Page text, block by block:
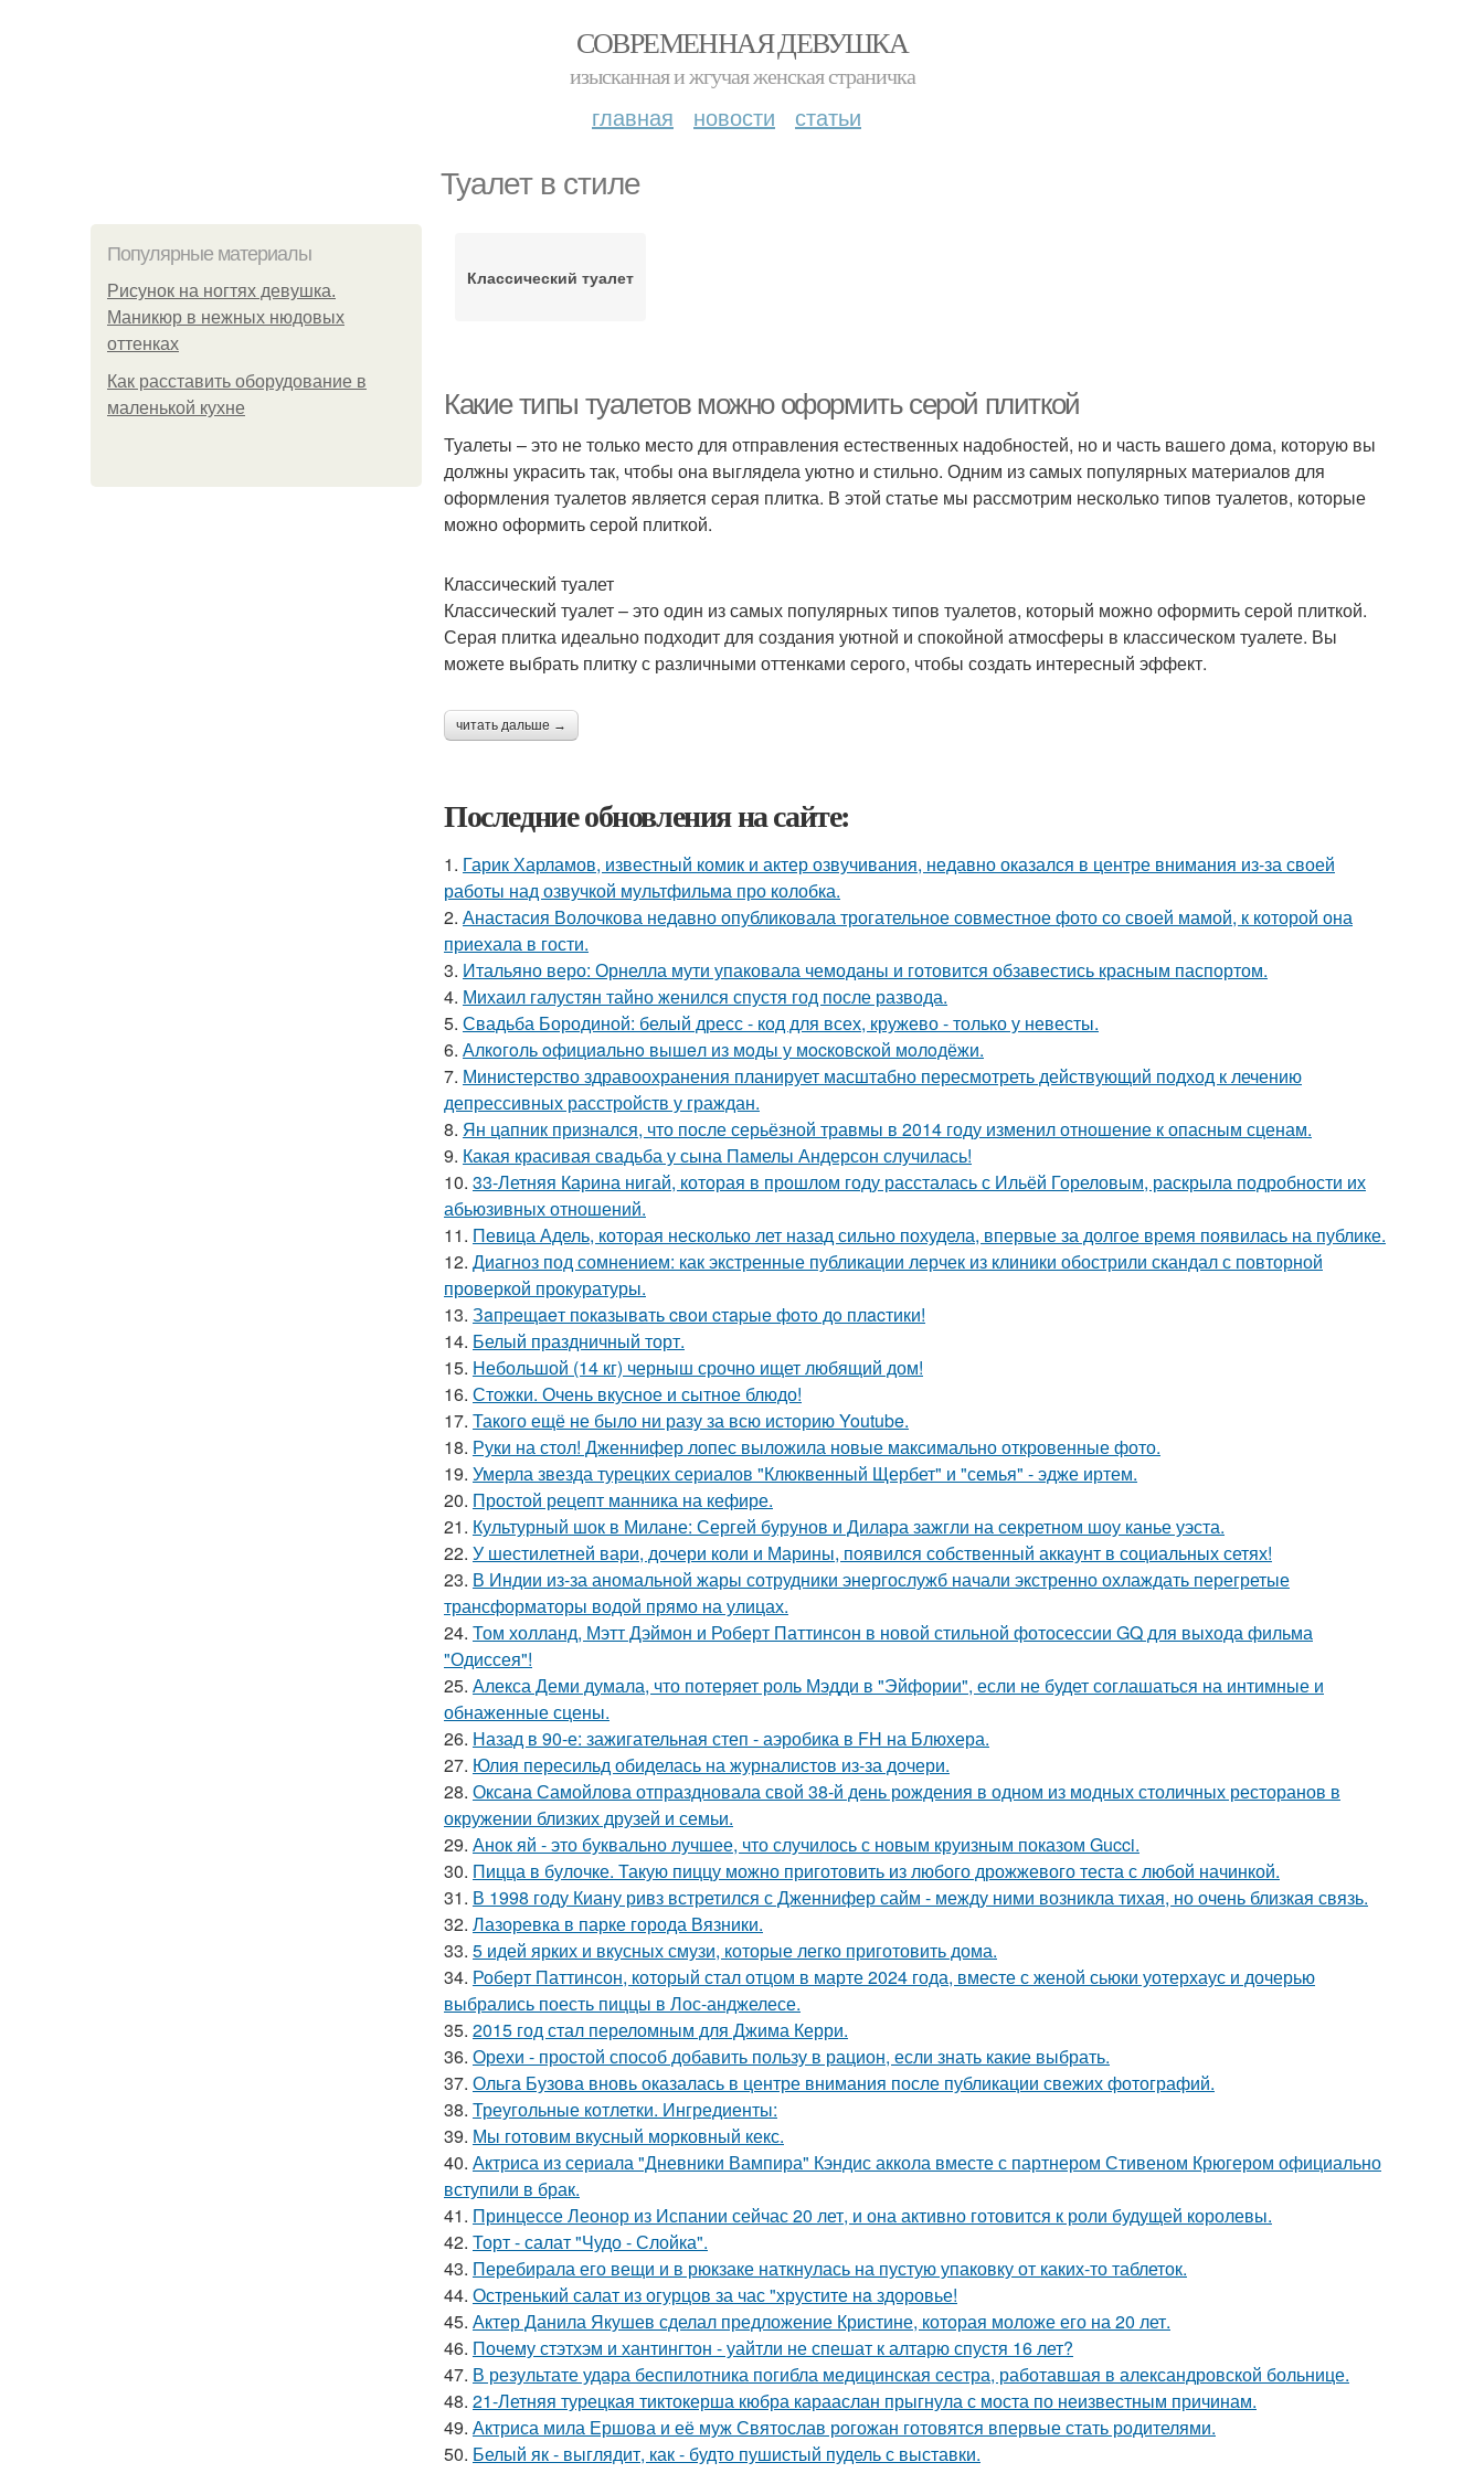
СОВРЕМЕННАЯ ДЕВУШКА
изысканная и жгучая женская страничка
главная новости статьи
Туалет в стиле
Популярные материалы
Рисунок на ногтях девушка.
Маникюр в нежных нюдовых
оттенках
Как расставить оборудование в
маленькой кухне
Классический туалет
Какие типы туалетов можно оформить серой плиткой
Туалеты – это не только место для отправления естественных надобностей, но и часть вашего дома, которую вы
должны украсить так, чтобы она выглядела уютно и стильно. Одним из самых популярных материалов для
оформления туалетов является серая плитка. В этой статье мы рассмотрим несколько типов туалетов, которые
можно оформить серой плиткой.
Классический туалет
Классический туалет – это один из самых популярных типов туалетов, который можно оформить серой плиткой.
Серая плитка идеально подходит для создания уютной и спокойной атмосферы в классическом туалете. Вы
можете выбрать плитку с различными оттенками серого, чтобы создать интересный эффект.
читать дальше →
Последние обновления на сайте:
1. Гарик Харламов, известный комик и актер озвучивания, недавно оказался в центре внимания из-за своей
работы над озвучкой мультфильма про колобка.
2. Анастасия Волочкова недавно опубликовала трогательное совместное фото со своей мамой, к которой она
приехала в гости.
3. Итальяно веро: Орнелла мути упаковала чемоданы и готовится обзавестись красным паспортом.
4. Михаил галустян тайно женился спустя год после развода.
5. Свадьба Бородиной: белый дресс - код для всех, кружево - только у невесты.
6. Алкoгoль oфициaльнo вышeл из мoды у мocкoвcкoй мoлoдёжи.
7. Министерство здравоохранения планирует масштабно пересмотреть действующий подход к лечению
депрессивных расстройств у граждан.
8. Ян цапник признался, что после серьёзной травмы в 2014 году изменил отношение к опасным сценам.
9. Какая красивая свадьба у сына Памелы Андерсон случилась!
10. 33-Летняя Карина нигай, которая в прошлом году рассталась с Ильёй Гореловым, раскрыла подробности их
абьюзивных отношений.
11. Певица Адель, которая несколько лет назад сильно похудела, впервые за долгое время появилась на публике.
12. Диагноз под сомнением: как экстренные публикации лерчек из клиники обострили скандал с повторной
проверкой прокуратуры.
13. Зaпpeщaeт пoкaзывaть cвoи cтapыe фoтo дo плacтики!
14. Белый праздничный торт.
15. Небольшой (14 кг) черныш срочно ищет любящий дом!
16. Стожки. Очень вкусное и сытное блюдо!
17. Такого ещё не было ни разу за всю историю Youtube.
18. Руки на стол! Дженнифер лопес выложила новые максимально откровенные фото.
19. Умерла звезда турецких сериалов "Клюквенный Щербет" и "семья" - эдже иртем.
20. Простой рецепт манника на кефире.
21. Культурный шок в Милане: Сергей бурунов и Дилара зажгли на секретном шоу канье уэста.
22. У шестилетней вари, дочери коли и Марины, появился собственный аккаунт в социальных сетях!
23. В Индии из-за аномальной жары сотрудники энергослужб начали экстренно охлаждать перегретые
трансформаторы водой прямо на улицах.
24. Том холланд, Мэтт Дэймон и Роберт Паттинсон в новой стильной фотосессии GQ для выхода фильма
"Одиссея"!
25. Алекса Деми думала, что потеряет роль Мэдди в "Эйфории", если не будет соглашаться на интимные и
обнаженные сцены.
26. Назад в 90-е: зажигательная степ - аэробика в FH на Блюхера.
27. Юлия пересильд обиделась на журналистов из-за дочери.
28. Оксана Самойлова отпраздновала свой 38-й день рождения в одном из модных столичных ресторанов в
окружении близких друзей и семьи.
29. Анок яй - это буквально лучшее, что случилось с новым круизным показом Gucci.
30. Пицца в булочке. Такую пиццу можно приготовить из любого дрожжевого теста с любой начинкой.
31. В 1998 году Киану ривз встретился с Дженнифер сайм - между ними возникла тихая, но очень близкая связь.
32. Лазоревка в парке города Вязники.
33. 5 идей ярких и вкусных смузи, которые легко приготовить дома.
34. Роберт Паттинсон, который стал отцом в марте 2024 года, вместе с женой сьюки уотерхаус и дочерью
выбрались поесть пиццы в Лос-анджелесе.
35. 2015 год стал переломным для Джима Керри.
36. Орехи - простой способ добавить пользу в рацион, если знать какие выбрать.
37. Ольга Бузова вновь оказалась в центре внимания после публикации свежих фотографий.
38. Треугольные котлетки. Ингредиенты:
39. Мы готовим вкусный морковный кекс.
40. Актриса из сериала "Дневники Вампира" Кэндис аккола вместе с партнером Стивеном Крюгером официально
вступили в брак.
41. Принцессе Леонор из Испании сейчас 20 лет, и она активно готовится к роли будущей королевы.
42. Торт - салат "Чудо - Слойка".
43. Перебирала его вещи и в рюкзаке наткнулась на пустую упаковку от каких-то таблеток.
44. Остренький салат из огурцов за час "хрустите нa здоровье!
45. Актер Данила Якушев сделал предложение Кристине, которая моложе его на 20 лет.
46. Почему стэтхэм и хантингтон - уайтли не спешат к алтарю спустя 16 лет?
47. В результате удара беспилотника погибла медицинская сестра, работавшая в александровской больнице.
48. 21-Летняя турецкая тиктокерша кюбра карааслан прыгнула с моста по неизвестным причинам.
49. Актриса мила Ершова и её муж Святослав рогожан готовятся впервые стать родителями.
50. Белый як - выглядит, как - будто пушистый пудель с выставки.